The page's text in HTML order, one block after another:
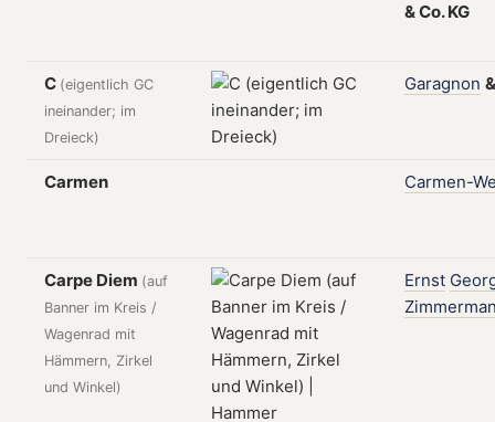
&Co.KG
C (eigentlich GC
ineinander; im
Dreieck)
Garagnon
Carmen Carmen-
Carpe Diem (auf
Banner im Kreis /
Wagenrad mit
Hämmern, Zirkel
und Winkel)
Ernst